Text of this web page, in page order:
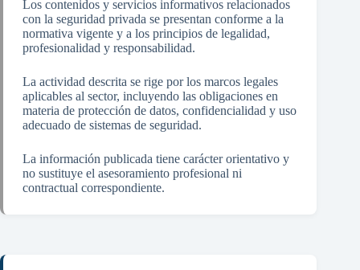
Los contenidos y servicios informativos relacionados
con la seguridad privada se presentan conforme a la
normativa vigente y a los principios de legalidad,
profesionalidad y responsabilidad.
La actividad descrita se rige por los marcos legales
aplicables al sector, incluyendo las obligaciones en
materia de protección de datos, confidencialidad y uso
adecuado de sistemas de seguridad.
La información publicada tiene carácter orientativo y
no sustituye el asesoramiento profesional ni
contractual correspondiente.